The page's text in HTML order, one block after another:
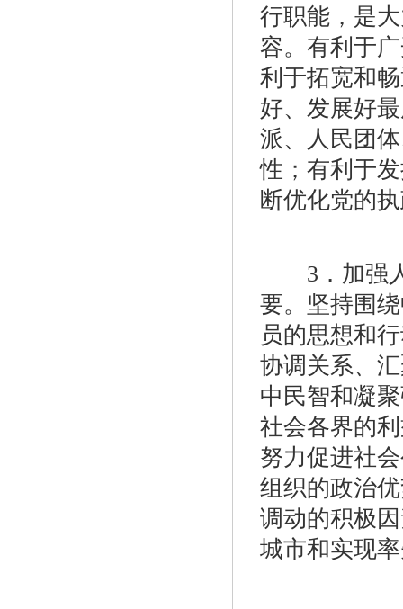
行职能，是
容。有利于
利于拓宽和
好、发展好
派、人民团
性；有利于
断优化党的
3．加强人
要。坚持围
员的思想和
协调关系、
中民智和凝
社会各界的
努力促进社
组织的政治
调动的积极
城市和实现